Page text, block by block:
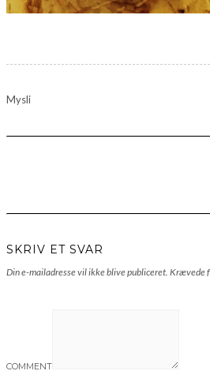
Mysli
SKRIV ET SVAR
Din e-mailadresse vil ikke blive publiceret. Krævede
COMMENT